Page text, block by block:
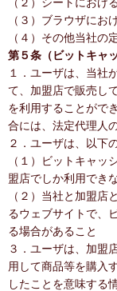
（３）ブラウザにお
（４）その他当社の
第５条（ビットキャ
１．ユーザは、当社
て、加盟店で販売し
を利用することがで
合には、法定代理人
２．ユーザは、以下
（１）ビットキャッ
盟店でしか利用でき
（２）当社と加盟店
るウェブサイトで、
る場合があること
３．ユーザは、加盟
用して商品等を購入
したことを意味する